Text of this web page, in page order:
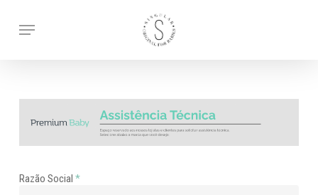
Menu
Razão Social *